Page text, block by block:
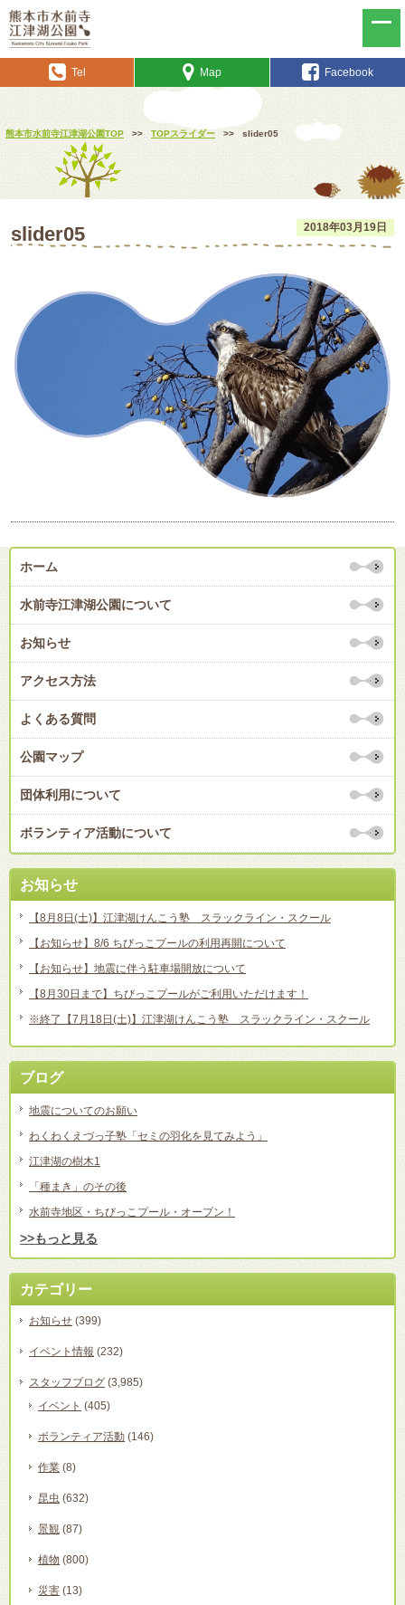
Tel Map Facebook
熊本市水前寺江津湖公園TOP >> TOPスライダー >> slider05
2018年03月19日
slider05
ホーム
水前寺江津湖公園について
お知らせ
アクセス方法
よくある質問
公園マップ
団体利用について
ボランティア活動について
お知らせ
【8月8日(土)】江津湖けんこう塾 スラックライン・スクール
【お知らせ】8/6 ちびっこプールの利用再開について
【お知らせ】地震に伴う駐車場開放について
【8月30日まで】ちびっこプールがご利用いただけます！
※終了【7月18日(土)】江津湖けんこう塾 スラックライン・スクール
ブログ
地震についてのお願い
わくわくえづっ子塾「セミの羽化を見てみよう」
江津湖の樹木1
「種まき」のその後
水前寺地区・ちびっこプール・オープン！
>>もっと見る
カテゴリー
お知らせ (399)
イベント情報 (232)
スタッフブログ (3,985)
イベント (405)
ボランティア活動 (146)
作業 (8)
昆虫 (632)
景観 (87)
植物 (800)
災害 (13)